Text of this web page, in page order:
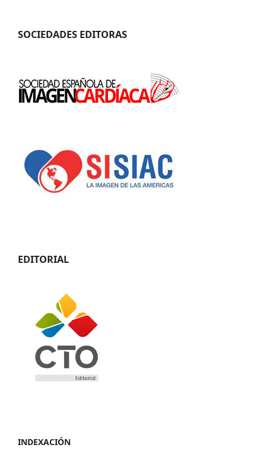
SOCIEDADES EDITORAS
EDITORIAL
INDEXACIÓN